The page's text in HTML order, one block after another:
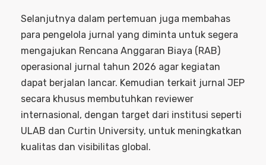
Selanjutnya dalam pertemuan juga membahas
para pengelola jurnal yang diminta untuk segera
mengajukan Rencana Anggaran Biaya (RAB)
operasional jurnal tahun 2026 agar kegiatan
dapat berjalan lancar. Kemudian terkait jurnal JEP
secara khusus membutuhkan reviewer
internasional, dengan target dari institusi seperti
ULAB dan Curtin University, untuk meningkatkan
kualitas dan visibilitas global.